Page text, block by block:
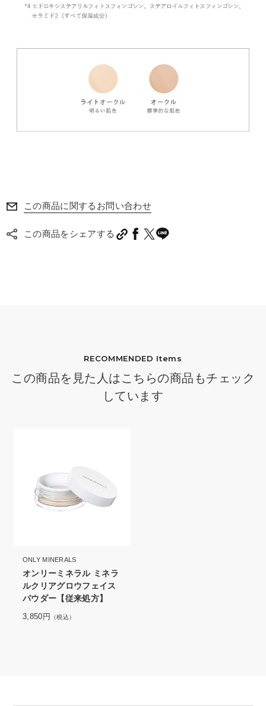
この商品に関するお問い合わせ
この商品をシェアする
RECOMMENDED Items
この商品を見た人はこちらの商品もチェック
しています
ONLY MINERALS
オンリーミネラル ミネラ
ルクリアグロウフェイス
パウダー【従来処方】
3,850円 （税込）